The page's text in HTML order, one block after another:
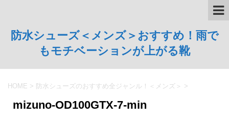
防水シューズ＜メンズ＞おすすめ！雨で
もモチベーションが上がる靴
HOME > 防水シューズのおすすめ全ジャンル！＜メンズ＞ >
mizuno-OD100GTX-7-min